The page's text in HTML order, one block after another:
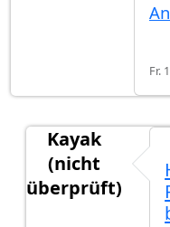
Fr.
Kayak
(nicht
überprüft)
Ich